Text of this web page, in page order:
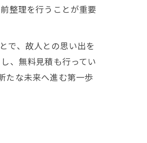
整理を行うことが重要
で、故人との思い出を
、無料見積も行ってい
たな未来へ進む第一歩